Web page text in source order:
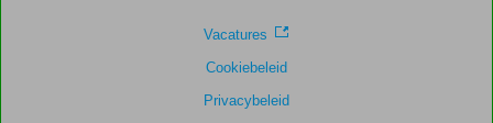
Vacatures
Cookiebeleid
Privacybeleid